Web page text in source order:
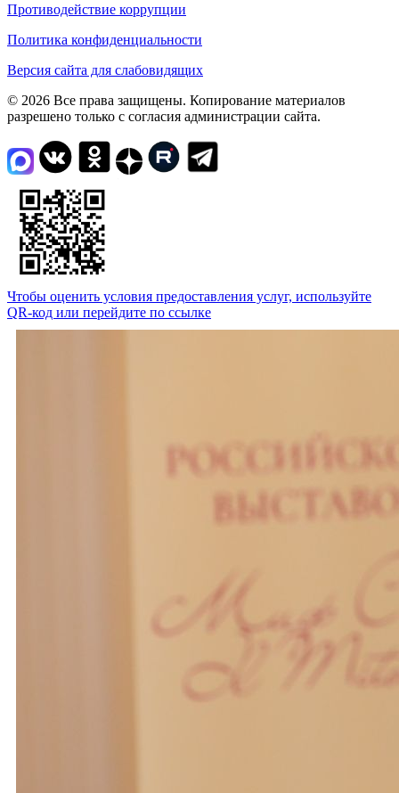
Противодействие коррупции
Политика конфиденциальности
Версия сайта для слабовидящих
© 2026 Все права защищены. Копирование материалов
разрешено только с согласия администрации сайта.
Чтобы оценить условия предоставления услуг, используйте
QR-код или перейдите по ссылке